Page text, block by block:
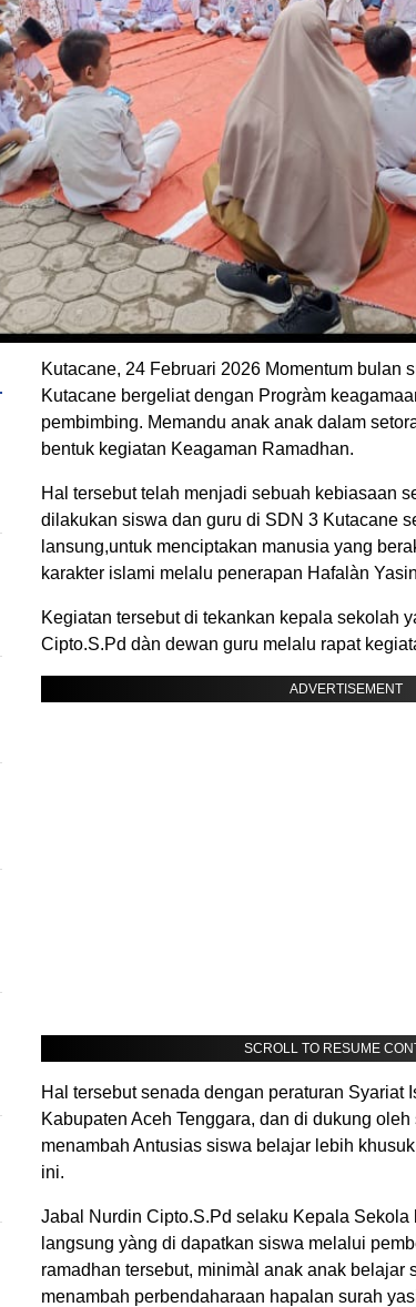
Kutacane, 24 Februari 2026 Momentum bulan
Kutacane bergeliat dengan Progràm
pembimbing. Memandu anak anak dalam
bentuk kegiatan Keagaman Ramadhan.
Hal tersebut telah menjadi sebuah kebiasaan
dilakukan siswa dan guru di SDN 3 Kutacane
lansung,untuk menciptakan manusia yang
karakter islami melalu penerapan Hafalàn
Kegiatan tersebut di tekankan kepala sekolah
Cipto.S.Pd dàn dewan guru melalu rapat
ADVERTISEMENT
SCROLL TO RESUME
Hal tersebut senada dengan peraturan Syariat
Kabupaten Aceh Tenggara, dan di dukung
menambah Antusias siswa belajar lebih
ini.
Jabal Nurdin Cipto.S.Pd selaku Kepala Sekola
langsung yàng di dapatkan siswa melalui
ramadhan tersebut, minimàl anak anak belajar
menambah perbendaharaan hapalan surah